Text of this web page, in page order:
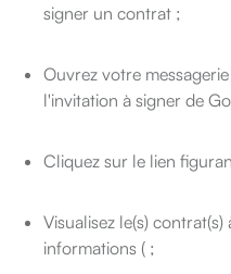
signer un contrat ;
Ouvrez votre
l'invitation à signer de
Cliquez sur le lien
Visualisez le(s)
informations ( ;